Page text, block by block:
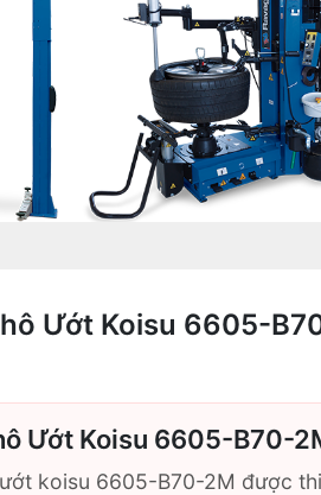
Ướt Koisu 6605-
Ướt Koisu 6605-B70-
koisu 6605-B70-2M được